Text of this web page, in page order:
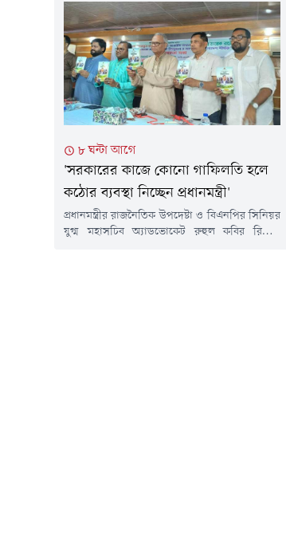
উপস্থাপক খালেদ মুহিউদ্দীনের সঞ্চালনায় 'ঠিকানা'
টকশোতে তিনি এ কথা বলেন।'আমি এ প্রসঙ্গে একটি
প্রশ্নটা করব যখন দর্শকরাও...
৮ ঘন্টা আগে
'সরকারের কাজে কোনো গাফিলতি হলে
কঠোর ব্যবস্থা নিচ্ছেন প্রধানমন্ত্রী'
প্রধানমন্ত্রীর রাজনৈতিক উপদেষ্টা ও বিএনপির সিনিয়র
যুগ্ম মহাসচিব অ্যাডভোকেট রুহুল কবির রিজভী